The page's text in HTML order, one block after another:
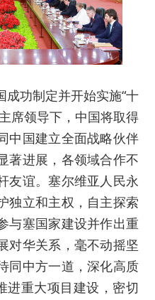
功制定并开始实施“十
席领导下，中国将取得
中国建立全面战略伙伴
著进展，各领域合作不
友谊。塞尔维亚人民永
独立和主权，自主探索
与塞国家建设并作出重
对华关系，毫不动摇坚
同中方一道，深化高质
进重大项目建设，密切